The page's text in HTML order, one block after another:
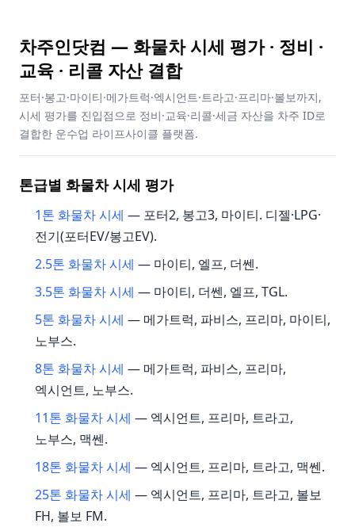
차주인닷컴 — 화물차 시세 평가 · 정비 ·
교육 · 리콜 자산 결합
포터·봉고·마이티·메가트럭·엑시언트·트라고·프리마·볼보까지,
시세 평가를 진입점으로 정비·교육·리콜·세금 자산을 차주 ID로
결합한 운수업 라이프사이클 플랫폼.
톤급별 화물차 시세 평가
1톤 화물차 시세 — 포터2, 봉고3, 마이티. 디젤·LPG·
전기(포터EV/봉고EV).
2.5톤 화물차 시세 — 마이티, 엘프, 더쎈.
3.5톤 화물차 시세 — 마이티, 더쎈, 엘프, TGL.
5톤 화물차 시세 — 메가트럭, 파비스, 프리마, 마이티,
노부스.
8톤 화물차 시세 — 메가트럭, 파비스, 프리마,
엑시언트, 노부스.
11톤 화물차 시세 — 엑시언트, 프리마, 트라고,
노부스, 맥쎈.
18톤 화물차 시세 — 엑시언트, 프리마, 트라고, 맥쎈.
25톤 화물차 시세 — 엑시언트, 프리마, 트라고, 볼보
FH, 볼보 FM.